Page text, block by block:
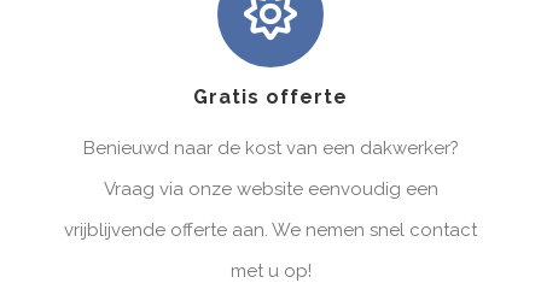
Gratis offerte
Benieuwd naar de kost van een dakwerker?
Vraag via onze website eenvoudig een
vrijblijvende offerte aan. We nemen snel contact
met u op!